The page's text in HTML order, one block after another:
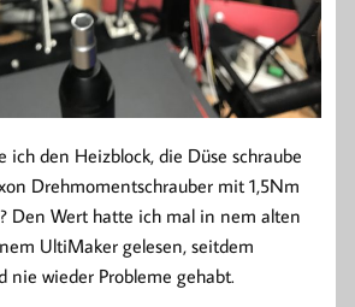
den Heizblock, die Düse schraube
Drehmomentschrauber mit 1,5Nm
Den Wert hatte ich mal in nem alten
UltiMaker gelesen, seitdem
nie wieder Probleme gehabt.